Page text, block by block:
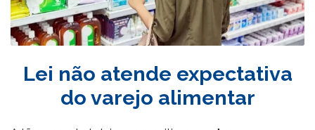
Lei não atende expectativa
do varejo alimentar